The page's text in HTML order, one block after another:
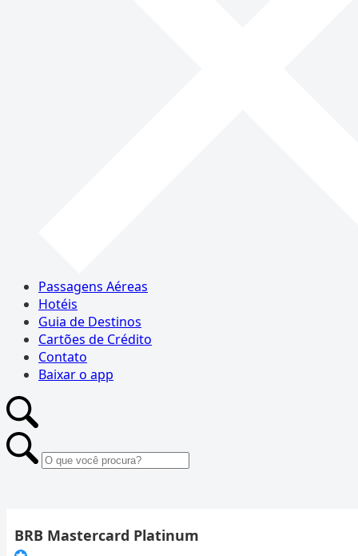
Passagens Aéreas
Hotéis
Guia de Destinos
Cartões de Crédito
Contato
Baixar o app
BRB Mastercard Platinum